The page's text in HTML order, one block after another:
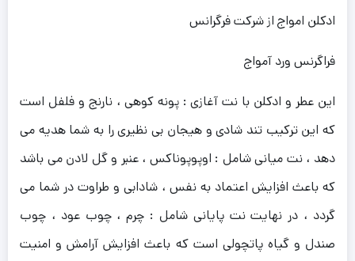
ادکلن امواج از شرکت فرگرانس
فراگرنس ورد آمواج
این عطر و ادکلن با نت آغازی :پونه کوهی ، نارنج و فلفل است
که این ترکیب تند شادی و هیجان بی نظیری را به شما هدیه می
دهد ، نت میانی شامل : اوپوپوناکس ، عنبر و گل لادن می باشد
که باعث افزایش اعتماد به نفس ، شادابی و طراوت در شما می
گردد ، در نهایت نت پایانی شامل : چرم ، چوب عود ، چوب
صندل و گیاه پاتچولی است که باعث افزایش آرامش و امنیت